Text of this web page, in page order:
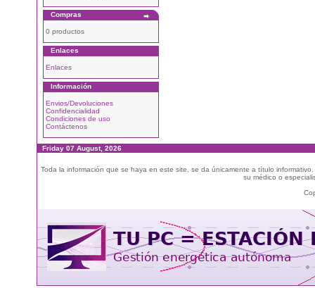
Compras
0 productos
Enlaces
Enlaces
Información
Envios/Devoluciones
Confidencialidad
Condiciones de uso
Contáctenos
Friday 07 August, 2026
Toda la información que se haya en este site, se da únicamente a título
su médico o